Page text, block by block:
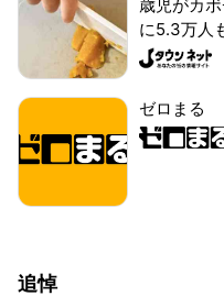
歳児がカ
に5.3万人
ゼロまる
追悼